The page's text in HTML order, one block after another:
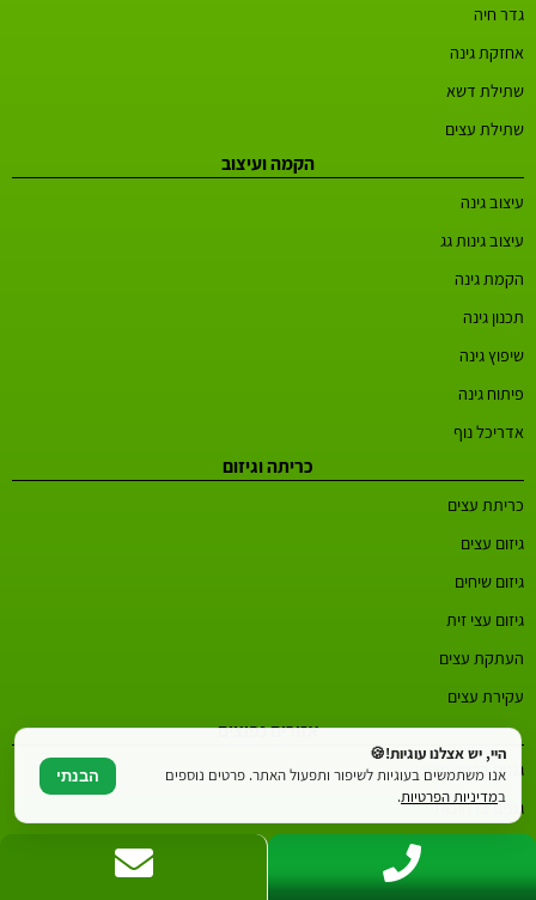
גדר חיה
אחזקת גינה
שתילת דשא
שתילת עצים
הקמה ועיצוב
עיצוב גינה
עיצוב גינות גג
הקמת גינה
תכנון גינה
שיפוץ גינה
פיתוח גינה
אדריכל נוף
כריתה וגיזום
כריתת עצים
גיזום עצים
גיזום שיחים
גיזום עצי זית
העתקת עצים
עקירת עצים
אזורים נפוצים
גננים בכפר סבא
גננים ברחובות
גננים בחדרה
היי, יש אצלנו עוגיות!🍪
אנו משתמשים בעוגיות לשיפור ותפעול האתר. פרטים נוספים
במדיניות הפרטיות.
הבנתי